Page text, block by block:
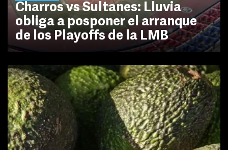
Charros vs Sultanes: Lluvia
obliga a posponer el arranque
de los Playoffs de la LMB